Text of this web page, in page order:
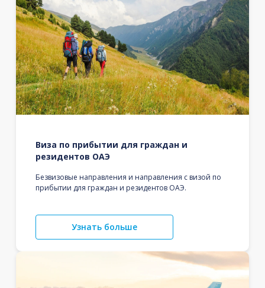
Виза по прибытии для граждан и
резидентов ОАЭ
Безвизовые направления и направления с визой по
прибытии для граждан и резидентов ОАЭ.
Узнать больше